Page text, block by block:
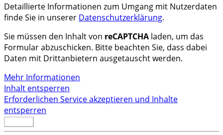
Detaillierte Informationen zum Umgang mit Nutzerdaten
finde Sie in unserer Datenschutzerklärung.
Sie müssen den Inhalt von reCAPTCHA laden, um das
Formular abzuschicken. Bitte beachten Sie, dass dabei
Daten mit Drittanbietern ausgetauscht werden.
Mehr Informationen
Inhalt entsperren
Erforderlichen Service akzeptieren und Inhalte
entsperren